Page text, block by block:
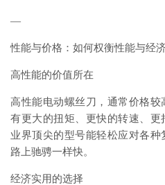
—
性能与价格：如何权衡性能与经
高性能的价值所在
高性能电动螺丝刀，通常价格
有更大的扭矩、更快的转速、更
业界顶尖的型号能轻松应对各
路上驰骋一样快。
经济实用的选择